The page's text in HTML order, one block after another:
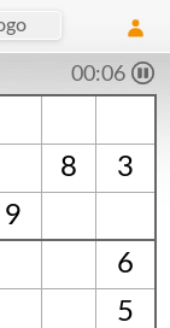
00:06
8
3
9
6
5